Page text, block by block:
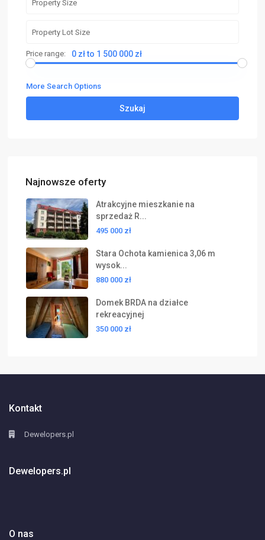
Price range: 0 zł to 1 500 000 zł
More Search Options
Szukaj
Najnowsze oferty
Atrakcyjne mieszkanie na
sprzedaż R...
495 000 zł
Stara Ochota kamienica 3,06 m
wysok...
880 000 zł
Domek BRDA na działce
rekreacyjnej
350 000 zł
Kontakt
Dewelopers.pl
Dewelopers.pl
O nas